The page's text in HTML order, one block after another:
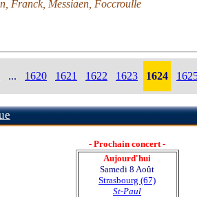
Franck, Messiaen, Foccroulle
... 1620 1621 1622 1623 1624
- Prochain concert -
Aujourd'hui
Samedi 8 Août
Strasbourg (67)
St-Paul